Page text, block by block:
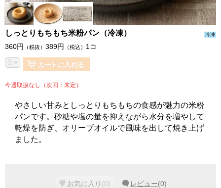
しっとりもちもち米粉パン（冷凍） 冷凍
360円 （税抜） 389円 （税込） 1コ
カートに入れる
今週取扱なし（次回：未定）
やさしい甘みとしっとりもちもちの食感が魅力の米粉
パンです。砂糖や塩の量を抑えながら水分を増やして
乾燥を防ぎ、オリーブオイルで風味を出して焼き上げ
ました。
お気に入り (0) レビュー(0)